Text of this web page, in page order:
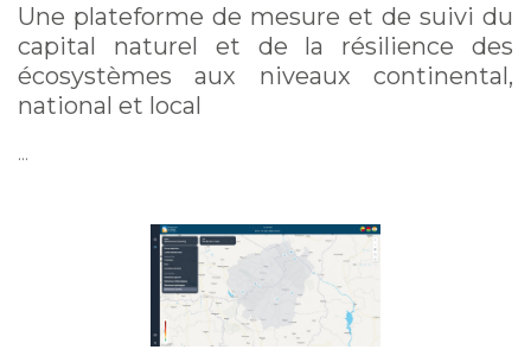
Une plateforme de mesure et de suivi du
capital naturel et de la résilience des
écosystèmes aux niveaux continental,
national et local
…